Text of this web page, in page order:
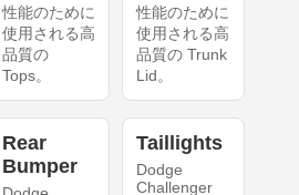
性能のために
使用される高
品質の
Tops。
性能のために
使用される高
品質の Trunk
Lid。
Rear
Bumper
Taillights
Dodge
Challenger